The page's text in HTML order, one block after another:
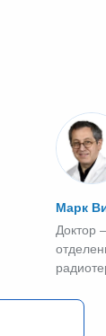
Марк
Доктор